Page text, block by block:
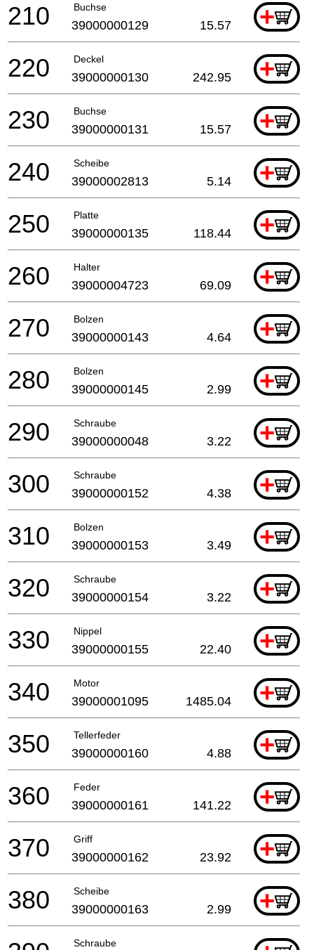
Buchse +
210 39000000129 15.57
Deckel +
220 39000000130 242.95
Buchse +
230 39000000131 15.57
Scheibe +
240 39000002813 5.14
Platte +
250 39000000135 118.44
Halter +
260 39000004723 69.09
Bolzen +
270 39000000143 4.64
Bolzen +
280 39000000145 2.99
Schraube +
290 39000000048 3.22
Schraube +
300 39000000152 4.38
Bolzen +
310 39000000153 3.49
Schraube +
320 39000000154 3.22
Nippel +
330 39000000155 22.40
Motor +
340 39000001095 1485.04
Tellerfeder +
350 39000000160 4.88
Feder +
360 39000000161 141.22
Griff +
370 39000000162 23.92
Scheibe +
380 39000000163 2.99
Schraube